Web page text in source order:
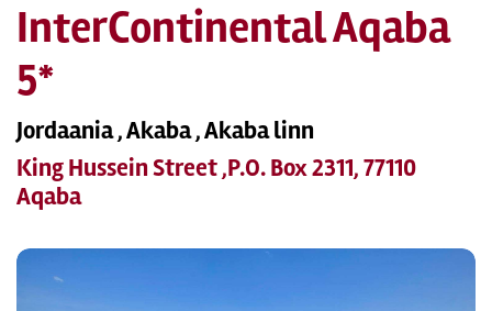
InterContinental Aqaba
5*
Jordaania , Akaba , Akaba linn
King Hussein Street ,P.O. Box 2311, 77110
Aqaba